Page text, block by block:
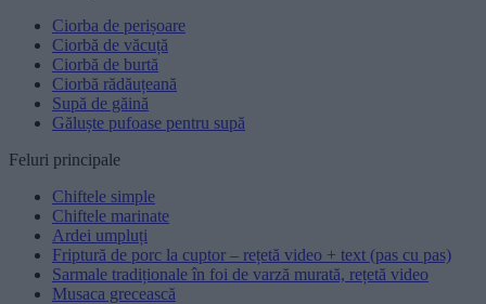
Ciorba de perișoare
Ciorbă de văcuță
Ciorbă de burtă
Ciorbă rădăuțeană
Supă de găină
Găluște pufoase pentru supă
Feluri principale
Chiftele simple
Chiftele marinate
Ardei umpluți
Friptură de porc la cuptor – rețetă video + text (pas cu pas)
Sarmale tradiționale în foi de varză murată, rețetă video
Musaca grecească